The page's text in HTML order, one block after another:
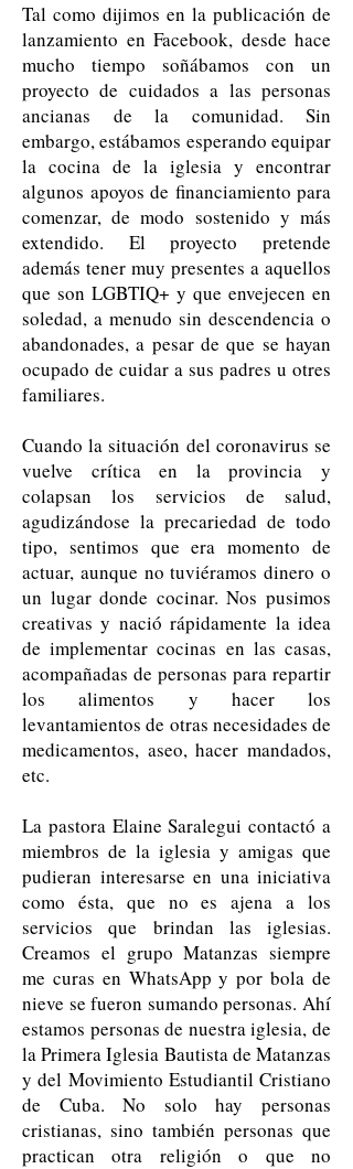
Tal como dijimos en la publicación de
lanzamiento en Facebook, desde hace
mucho tiempo soñábamos con un
proyecto de cuidados a las personas
ancianas de la comunidad. Sin
embargo, estábamos esperando equipar
la cocina de la iglesia y encontrar
algunos apoyos de financiamiento para
comenzar, de modo sostenido y más
extendido. El proyecto pretende
además tener muy presentes a aquellos
que son LGBTIQ+ y que envejecen en
soledad, a menudo sin descendencia o
abandonades, a pesar de que se hayan
ocupado de cuidar a sus padres u otres
familiares.
Cuando la situación del coronavirus se
vuelve crítica en la provincia y
colapsan los servicios de salud,
agudizándose la precariedad de todo
tipo, sentimos que era momento de
actuar, aunque no tuviéramos dinero o
un lugar donde cocinar. Nos pusimos
creativas y nació rápidamente la idea
de implementar cocinas en las casas,
acompañadas de personas para repartir
los alimentos y hacer los
levantamientos de otras necesidades de
medicamentos, aseo, hacer mandados,
etc.
La pastora Elaine Saralegui contactó a
miembros de la iglesia y amigas que
pudieran interesarse en una iniciativa
como ésta, que no es ajena a los
servicios que brindan las iglesias.
Creamos el grupo Matanzas siempre
me curas en WhatsApp y por bola de
nieve se fueron sumando personas. Ahí
estamos personas de nuestra iglesia, de
la Primera Iglesia Bautista de Matanzas
y del Movimiento Estudiantil Cristiano
de Cuba. No solo hay personas
cristianas, sino también personas que
practican otra religión o que no